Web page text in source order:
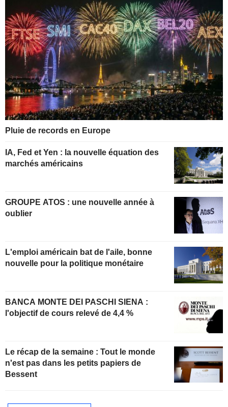
Pluie de records en Europe
IA, Fed et Yen : la nouvelle équation des
marchés américains
GROUPE ATOS : une nouvelle année à
oublier
L'emploi américain bat de l'aile, bonne
nouvelle pour la politique monétaire
BANCA MONTE DEI PASCHI SIENA :
l'objectif de cours relevé de 4,4 %
Le récap de la semaine : Tout le monde
n'est pas dans les petits papiers de
Bessent